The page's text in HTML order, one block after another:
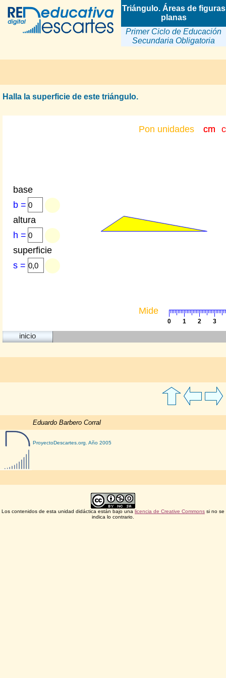
Triángulo. Áreas de figuras
planas
Primer Ciclo de Educación
Secundaria Obligatoria
Halla la superficie de este triángulo.
Eduardo Barbero Corral
ProyectoDescartes.org . Año 2005
Los contenidos de esta unidad didáctica están bajo una licencia de Creative Commons si no se
indica lo contrario.